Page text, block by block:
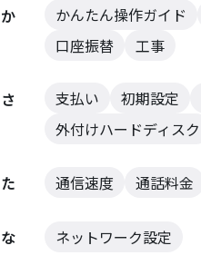
か かんたん操作ガイド
口座振替
工事
さ 支払い 初期設定
外付けハードディスク
た 通信速度 通話料金
な ネットワーク設定